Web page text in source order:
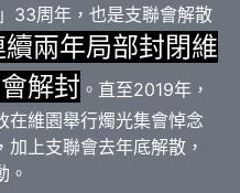
33周年，也是支聯會解散
兩年局部封閉維
解封 。直至2019年，
在維園舉行燭光集會悼念
加上支聯會去年底解散，
。